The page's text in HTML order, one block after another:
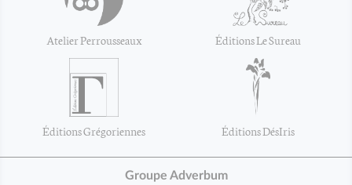
Atelier Perrousseaux Éditions Le Sureau
Éditions Grégoriennes Éditions DésIris
Groupe Adverbum